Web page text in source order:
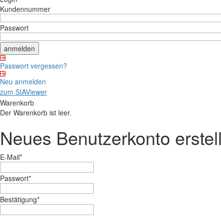
Kundennummer
Passwort
Passwort vergessen?
Neu anmelden
zum SIAViewer
Warenkorb
Der Warenkorb ist leer.
Neues Benutzerkonto
E-Mail*
Passwort*
Bestätigung*